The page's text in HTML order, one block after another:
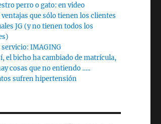
perro o gato: en video
ventajas que sólo tienen los clientes
JG (y no tienen todos los
servicio: IMAGING
el bicho ha cambiado de matrícula,
cosas que no entiendo …..
sufren hipertensión